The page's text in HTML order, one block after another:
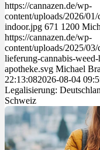
https://cannazen.de/wp-
content/uploads/2026/
indoor.jpg 671 1200
https://cannazen.de/wp-
content/uploads/2025/03/
lieferung-cannabis-
apotheke.svg Michael
22:13:082026-08-04
Legalisierung:
Schweiz